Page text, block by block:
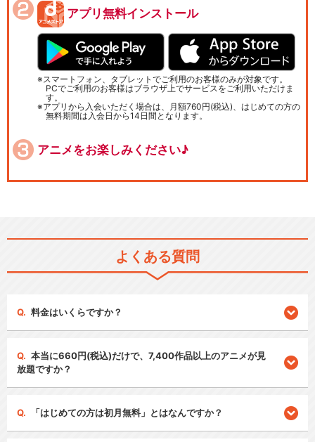
アプリ無料インストール
スマートフォン、タブレットでご利用のお客様のみが対象です。
PCでご利用のお客様はブラウザ上でサービスをご利用いただけま
す。
アプリから入会いただく場合は、月額760円(税込)、はじめての方の
無料期間は入会日から14日間となります。
アニメをお楽しみください♪
よくある質問
料金はいくらですか？
本当に660円(税込)だけで、7,400作品以上のアニメが見
放題ですか？
「はじめての方は初月無料」とはなんですか？